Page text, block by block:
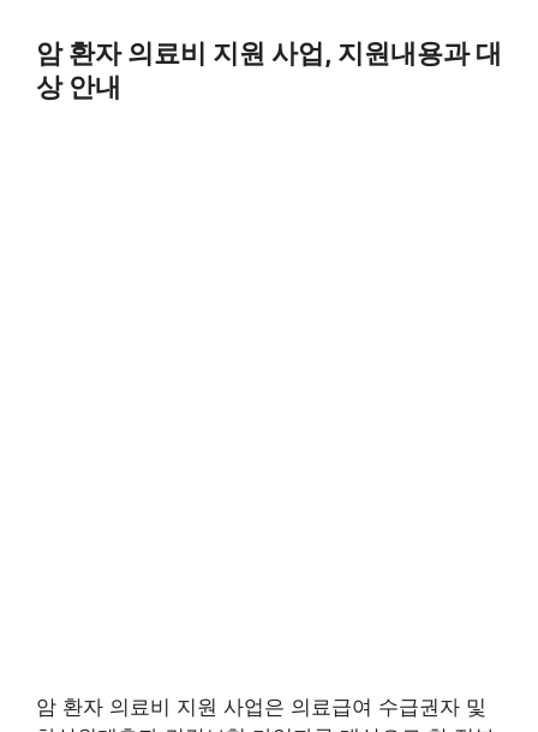
content
암 환자 의료비 지원 사업, 지원내용과 대
상 안내
암 환자 의료비 지원 사업은 의료급여 수급권자 및